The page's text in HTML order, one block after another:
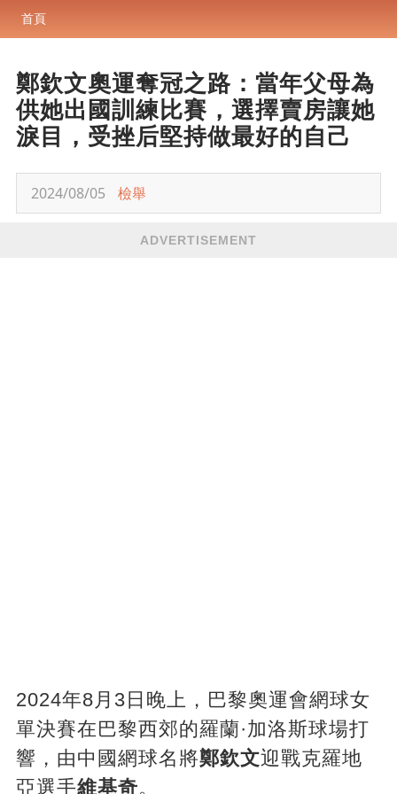
首頁
鄭欽文奧運奪冠之路：當年父母為
供她出國訓練比賽，選擇賣房讓她
淚目，受挫后堅持做最好的自己
2024/08/05 檢舉
ADVERTISEMENT
2024年8月3日晚上，巴黎奧運會網球女
單決賽在巴黎西郊的羅蘭·加洛斯球場打
響，由中國網球名將鄭欽文迎戰克羅地
亞選手維基奇。